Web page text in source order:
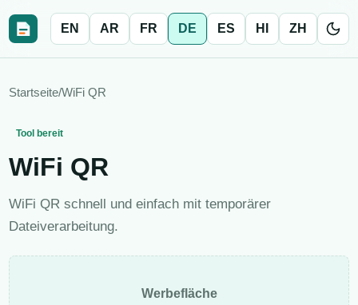
EN AR FR DE ES HI ZH
Startseite/WiFi QR
Tool bereit
WiFi QR
WiFi QR schnell und einfach mit temporärer
Dateiverarbeitung.
Werbefläche